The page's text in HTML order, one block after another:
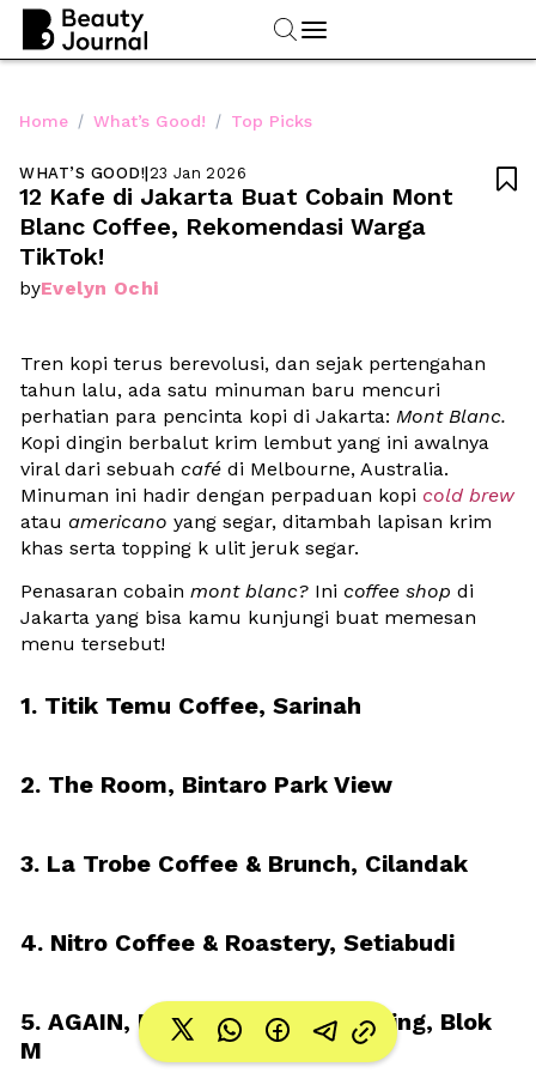
Home / What’s Good! / Top Picks
WHAT’S GOOD!|23 Jan 2026
12 Kafe di Jakarta Buat Cobain Mont
Blanc Coffee, Rekomendasi Warga
TikTok!
byEvelyn Ochi

Tren kopi terus berevolusi, dan sejak pertengahan
tahun lalu, ada satu minuman baru mencuri
perhatian para pencinta kopi di Jakarta: Mont Blanc.
Kopi dingin berbalut krim lembut yang ini awalnya
viral dari sebuah café di Melbourne, Australia.
Minuman ini hadir dengan perpaduan kopi cold brew
atau americano yang segar, ditambah lapisan krim
khas serta topping k ulit jeruk segar.
Penasaran cobain mont blanc? Ini coffee shop di
Jakarta yang bisa kamu kunjungi buat memesan
menu tersebut!
1. Titik Temu Coffee, Sarinah
2. The Room, Bintaro Park View
3. La Trobe Coffee & Brunch, Cilandak
4. Nitro Coffee & Roastery, Setiabudi
5. AGAIN, Pasaraya Office Building, Blok
M